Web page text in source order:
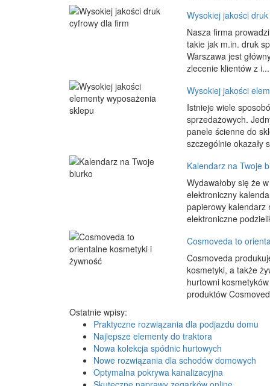
Wysokiej jakości
Nasza firma
takie jak m.in. druk
Warszawa jest
zlecenie klientów z i...
Wysokiej jakości
Istnieje wiele
sprzedażowych.
panele ścienne do
szczególnie okazały
Kalendarz na Twoje
Wydawałoby się że
elektroniczny
papierowy kalendarz
elektroniczne
Cosmoveda to
Cosmoveda
kosmetyki, a także
hurtowni
produktów
Ostatnie wpisy:
Praktyczne rozwiązania dla podjazdu domu
Najlepsze elementy do traktora
Nowa kolekcja spódnic hurtowych
Nowe rozwiązania dla schodów domowych
Optymalna pokrywa kanalizacyjna